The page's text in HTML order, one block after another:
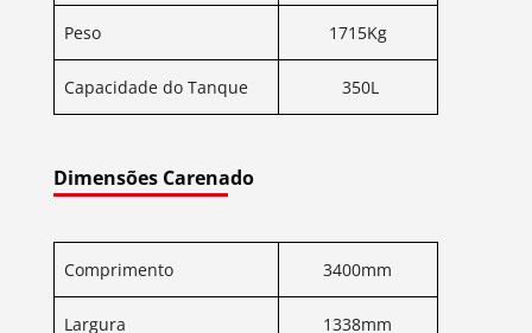
Peso 1715Kg
Capacidade do Tanque 350L
Dimensões Carenado
Comprimento 3400mm
Largura 1338mm